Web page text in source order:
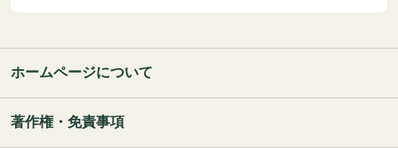
ホームページについて
著作権・免責事項